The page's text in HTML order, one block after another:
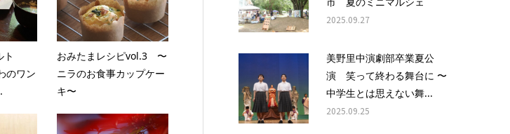
ト
のワン
おみたまレシピvol.3 〜
ニラのお食事カップケー
キ〜
2025.09.27
美野里中演劇部卒業夏公
演 笑って終わる舞台に 〜
中学生とは思えない舞...
2025.09.25